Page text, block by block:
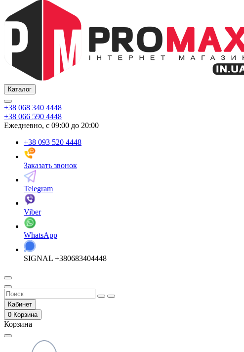
Каталог
+38 068 340 4448
+38 066 590 4448
Ежедневно, с 09:00 до 20:00
+38 093 520 4448
Заказать звонок
Telegram
Viber
WhatsApp
SIGNAL +380683404448
Кабинет
0 Корзина
Корзина